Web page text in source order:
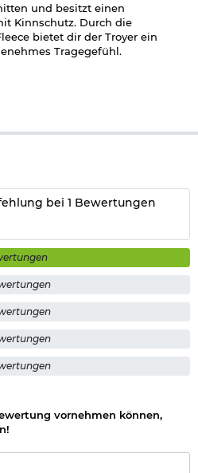
und besitzt einen
Kinnschutz. Durch die
bietet dir der Troyer ein
Tragegefühl.
mit Reißverschluss
Reißverschlussfach
nahezu knitterfrei
Polyester
Polyester, 35% Baumwolle
Polyester
bei 1 Bewertungen
vornehmen können,